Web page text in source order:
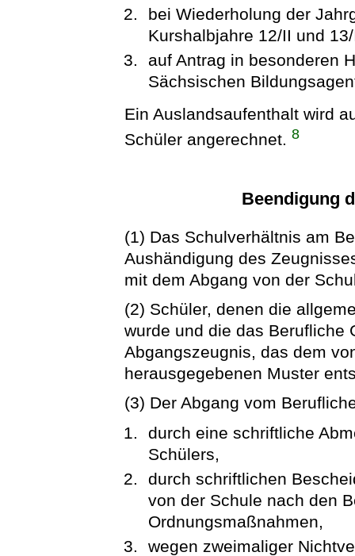
bei Wiederholung der
Kurshalbjahre 12/II und
auf Antrag in besonderen
Sächsischen
Ein Auslandsaufenthalt wird
Schüler angerechnet.8
Beendigung
(1) Das Schulverhältnis am
Aushändigung des
mit dem Abgang von der
(2) Schüler, denen die
wurde und die das Berufliche
Abgangszeugnis, das dem
herausgegebenen Muster
(3) Der Abgang vom
durch eine schriftliche
Schülers,
durch schriftlichen
von der Schule nach den
Ordnungsmaßnahmen,
wegen zweimaliger